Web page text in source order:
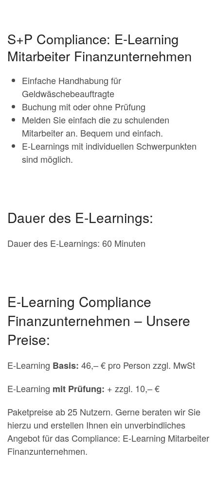
S+P Compliance: E-Learning
Mitarbeiter Finanzunternehmen
Einfache Handhabung für
Geldwäschebeauftragte
Buchung mit oder ohne Prüfung
Melden Sie einfach die zu schulenden
Mitarbeiter an. Bequem und einfach.
E-Learnings mit individuellen Schwerpunkten
sind möglich.
Dauer des E-Learnings:
Dauer des E-Learnings: 60 Minuten
E-Learning Compliance
Finanzunternehmen – Unsere
Preise:
E-Learning Basis: 46,– € pro Person zzgl. MwSt
E-Learning mit Prüfung: + zzgl. 10,– €
Paketpreise ab 25 Nutzern. Gerne beraten wir Sie
hierzu und erstellen Ihnen ein unverbindliches
Angebot für das Compliance: E-Learning Mitarbeiter
Finanzunternehmen.